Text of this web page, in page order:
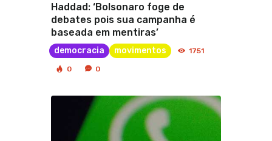
Haddad: ‘Bolsonaro foge de
debates pois sua campanha é
baseada em mentiras’
democracia movimentos 1751
0 0